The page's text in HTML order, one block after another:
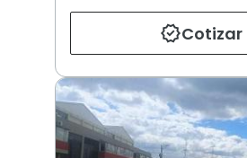
Cotizar